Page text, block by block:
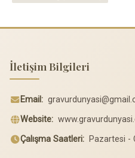
İletişim Bilgileri
Email:
Website:
Çalışma Saatleri: Pazartesi -